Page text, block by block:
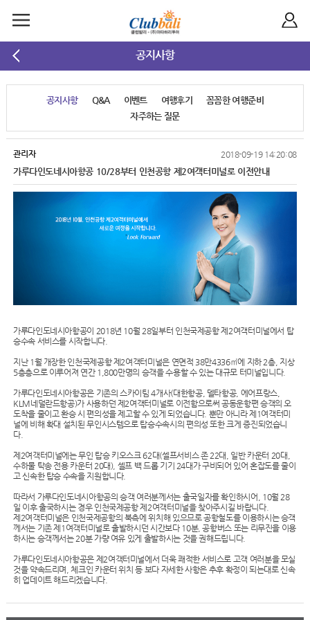
공지사항
공지사항 Q&A 이벤트 여행후기
꼼꼼한 여행준비
자주하는 질문
관리자 2018-09-19 14:20:08
가루다인도네시아항공 10/28부터 인천공항 제2여객터미널로 이전안내
가루다인도네시아항공이 2018년 10월 28일부터 인천국제공항 제2여객터미널에서 탑
승수속 서비스를 시작합니다.
지난 1월 개장한 인천국제공항 제2여객터미널은 연면적 38만4336㎡에 지하 2층, 지상
5층층으로 이루어져 연간 1,800만명의 승객을 수용할 수 있는 대규모 터미널입니다.
가루다인도네시아항공은 기존의 스카이팀 4개사(대한항공, 델타항공, 에어프랑스,
KLM네덜란드항공)가 사용하던 제2여객터미널로 이전함으로써 공동운항편 승객의 오
도착을 줄이고 환승 시 편의성을 제고할 수 있게 되었습니다. 뿐만 아니라 제1여객터미
널에 비해 확대 설치된 무인시스템으로 탑승수속시의 편의성 또한 크게 증진되었습니
다.
제2여객터미널에는 무인 탑승 키오스크 62대(셀프서비스 존 22대, 일반 카운터 20대,
수하물 탁송 전용 카운터 20대), 셀프 백 드롭 기기 24대가 구비되어 있어 혼잡도를 줄이
고 신속한 탑승 수속을 지원합니다.
따라서 가루다인도네시아항공의 승객 여러분께서는 출국일자를 확인하시어, 10월 28
일 이후 출국하시는 경우 인천국제공항 제2여객터미널을 찾아주시길 바랍니다.
제2여객터미널은 인천국제공항의 북측에 위치해 있으므로 공항철도를 이용하시는 승객
께서는 기존 제1여객터미널로 출발하시던 시간보다 10분, 공항버스 또는 리무진을 이용
하시는 승객께서는 20분 가량 여유 있게 출발하시는 것을 권해드립니다.
가루다인도네시아항공은 제2여객터미널에서 더욱 쾌적한 서비스로 고객 여러분을 모실
것을 약속드리며, 체크인 카운터 위치 등 보다 자세한 사항은 추후 확정이 되는대로 신속
히 업데이트 해드리겠습니다.